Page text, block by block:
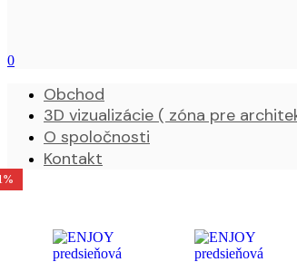
0
Obchod
3D vizualizácie ( zóna pre
O spoločnosti
Kontakt